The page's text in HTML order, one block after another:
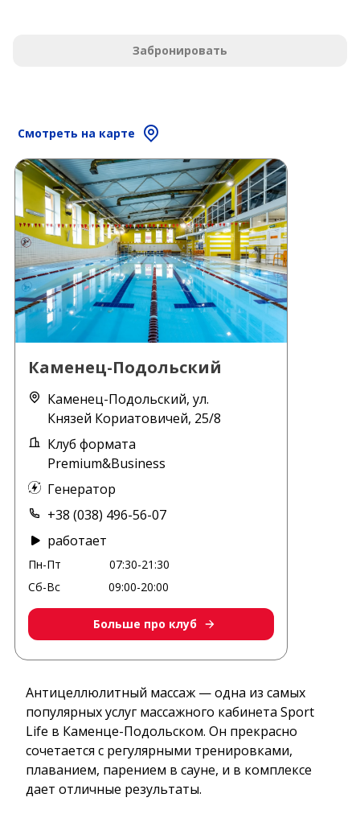
Забронировать
Смотреть на карте
Каменец-Подольский
Каменец-Подольский, ул.
Князей Кориатовичей, 25/8
Клуб формата
Premium&Business
Генератор
+38 (038) 496-56-07
работает
Пн-Пт
07:30-21:30
Сб-Вс
09:00-20:00
Больше про клуб
Антицеллюлитный массаж — одна из самых
популярных услуг массажного кабинета Sport
Life в Каменце-Подольском. Он прекрасно
сочетается с регулярными тренировками,
плаванием, парением в сауне, и в комплексе
дает отличные результаты.